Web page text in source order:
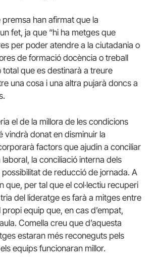
han afirmat que la
fet, ja que “hi ha metges que
per poder atendre a la ciutadania o
de formació docència o treball
total que es destinarà a treure
una cosa i una altra pujarà doncs a
el de la millora de les condicions
vindrà donat en disminuir la
factors que ajudin a conciliar
laboral, la conciliació interna dels
de reducció de jornada. A
que, per tal que el col·lectiu recuperi
del lideratge es farà a mitges entre
propi equip que, en cas d’empat,
Comella creu que d’aquesta
estaran més reconeguts pels
equips funcionaran millor.